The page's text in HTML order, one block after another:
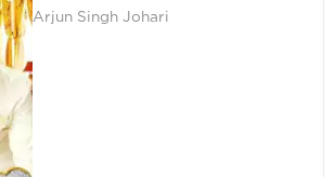
Arjun Singh Johari